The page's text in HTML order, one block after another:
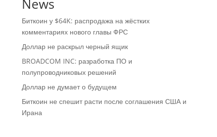
News
Биткоин у $64K: распродажа на жёстких
комментариях нового главы ФРС
Доллар не раскрыл черный ящик
BROADCOM INC: разработка ПО и
полупроводниковых решений
Доллар не думает о будущем
Биткоин не спешит расти после соглашения США и
Ирана